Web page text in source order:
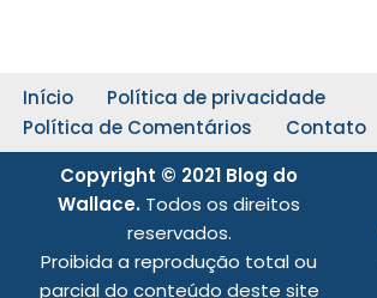
Início
Política de privacidade
Política de Comentários
Contato
Copyright © 2021 Blog do
Wallace. Todos os direitos
reservados.
Proibida a reprodução total ou
parcial do conteúdo deste site